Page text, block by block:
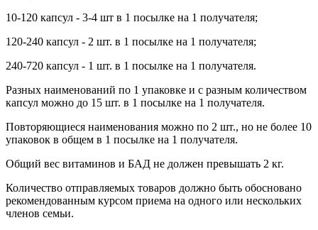
10-120 капсул - 3-4 шт в 1 посылке на 1 получателя;
120-240 капсул - 2 шт. в 1 посылке на 1 получателя;
240-720 капсул - 1 шт. в 1 посылке на 1 получателя.
Разных наименований по 1 упаковке и с разным количеством
капсул можно до 15 шт. в 1 посылке на 1 получателя.
Повторяющиеся наименования можно по 2 шт., но не более 10
упаковок в общем в 1 посылке на 1 получателя.
Общий вес витаминов и БАД не должен превышать 2 кг.
Количество отправляемых товаров должно быть обосновано
рекомендованным курсом приема на одного или нескольких
членов семьи.